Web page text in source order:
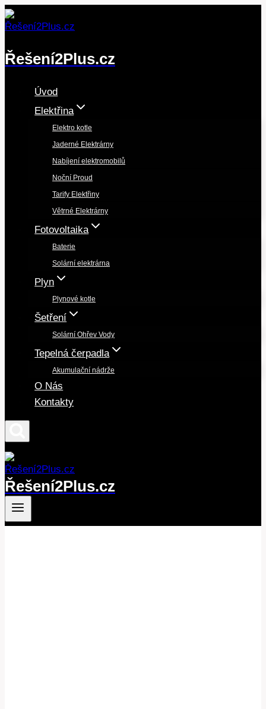
Přeskočit
na
Řešení2Plus.cz
Úvod
Elektřina
Elektro kotle
Jaderné Elektrárny
Nabíjení elektromobilů
Noční Proud
Tarify Elektřiny
Větrné Elektrárny
Fotovoltaika
Baterie
Solární elektrárna
Plyn
Plynové kotle
Šetření
Solární Ohřev Vody
Tepelná čerpadla
Akumulační nádrže
O Nás
Kontakty
Řešení2Plus.cz